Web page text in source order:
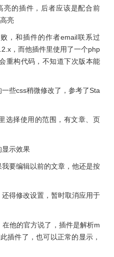
亮的插件，后者应该是配合前
亮
，和插件的作者email联系过
，而他插件里使用了一个php
重构代码，不知道下次版本能
些css稍微修改了，参考了Sta
选择使用的范围，有文章、页
显示效果
要编辑以前的文章，他还是按
得修改设置，暂时取消应用于
他的官方说了，插件是解析m
插件了，也可以正常的显示，